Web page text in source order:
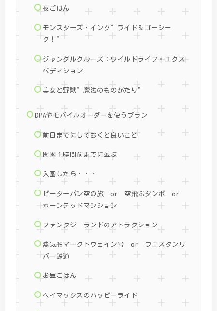
夜ごはん
モンスターズ・インク”ライド＆ゴーシー
ク！”
ジャングルクルーズ：ワイルドライフ・エクス
ペディション
美女と野獣”魔法のものがたり”
DPAやモバイルオーダーを使うプラン
前日までにしておくと良いこと
開園１時間前までに並ぶ
入園したら・・・
ピーターパン空の旅 or 空飛ぶダンボ or
ホーンテッドマンション
ファンタジーランドのアトラクション
蒸気船マークトウェイン号 or ウエスタンリ
バー鉄道
お昼ごはん
ベイマックスのハッピーライド